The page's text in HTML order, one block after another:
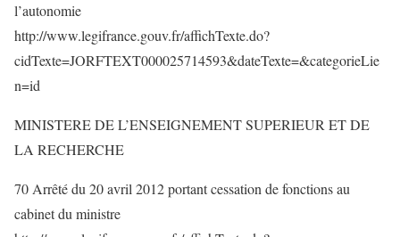
l’autonomie
http://www.legifrance.gouv.fr/affichTexte.do?
cidTexte=JORFTEXT000025714593&dateTexte=&categorieLie
n=id
MINISTERE DE L’ENSEIGNEMENT SUPERIEUR ET DE
LA RECHERCHE
70 Arrêté du 20 avril 2012 portant cessation de fonctions au
cabinet du ministre